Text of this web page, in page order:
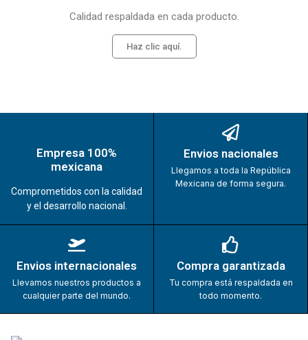
Calidad respaldada en cada producto.
Haz clic aquí.
Empresa 100%
mexicana
Comprometidos con la calidad
y el desarrollo nacional.
Envios nacionales
Llegamos a toda la República
Mexicana de forma segura.
Envios internacionales
Llevamos nuestros productos a
cualquier parte del mundo.
Compra garantizada
Tu compra está respaldada en
todo momento.